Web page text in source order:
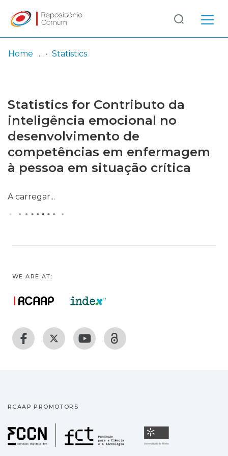
Browse repository
Entities
Log
In
(current)
Home Statistics
Statistics for Contributo da
inteligência emocional no
desenvolvimento de
competências em enfermagem
à pessoa em situação crítica
A carregar...
WE ARE AT:
RCAAP PROMOTORS
Fundação para a